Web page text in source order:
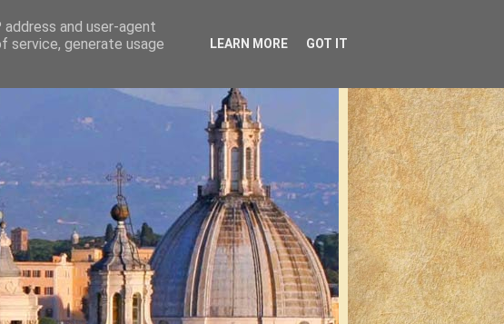
and user-agent
service, generate usage
LEARN MORE GOT IT